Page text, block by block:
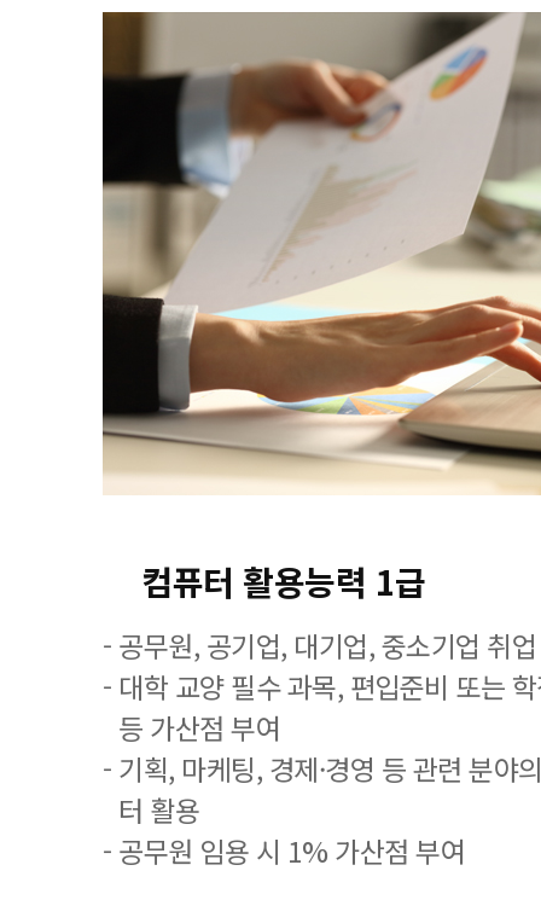
컴퓨터 활용능력 1급
- 공무원, 공기업, 대기업, 중소기업 취
- 대학 교양 필수 과목, 편입준비 또는
등 가산점 부여
- 기획, 마케팅, 경제·경영 등 관련 분야
터 활용
- 공무원 임용 시 1% 가산점 부여